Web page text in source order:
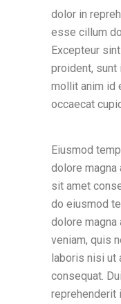
dolor in
esse cillum
Excepteur
proident, sunt
mollit anim id
occaecat
Eiusmod
dolore
sit amet
do eiusmod
dolore magna
veniam, quis
laboris nisi ut
consequat.
reprehenderit